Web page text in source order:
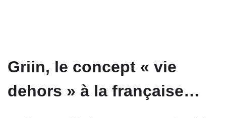
Griin, le concept « vie
dehors » à la française…